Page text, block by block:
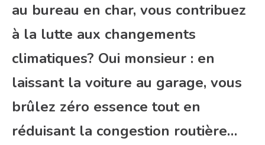
au bureau en char, vous contribuez
à la lutte aux changements
climatiques? Oui monsieur : en
laissant la voiture au garage, vous
brûlez zéro essence tout en
réduisant la congestion routière…